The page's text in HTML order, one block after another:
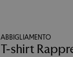
ABBIGLIAMENTO
T-shirt